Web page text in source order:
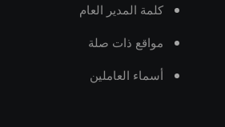
كلمة المدير العام
مواقع ذات صلة
أسماء العاملين